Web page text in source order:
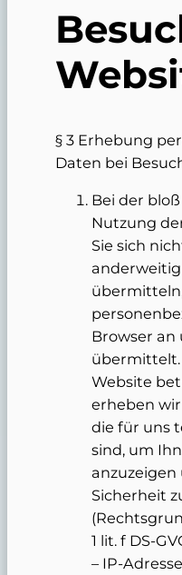
§ 3 Erhebung
Daten bei
Bei der
Nutzung
Sie sich
Browser an
übermittelt.
Website
erheben
die für uns
sind, um
Sicherheit
1 lit. f DS-
– IP-Adresse